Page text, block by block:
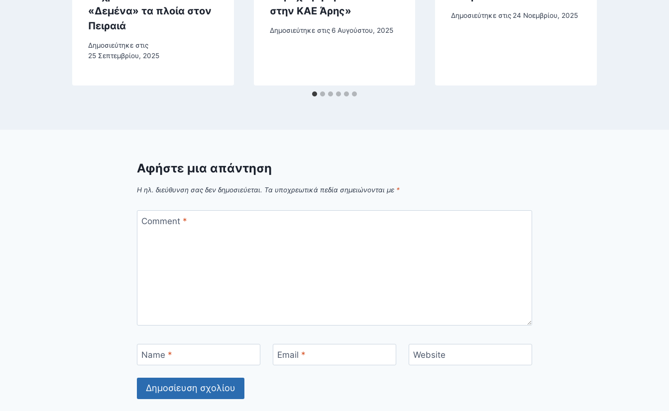
«Δεμένα» τα πλοία στον
Πειραιά
Δημοσιεύτηκε στις
25 Σεπτεμβρίου, 2025
στην ΚΑΕ Άρης»
Δημοσιεύτηκε στις 6 Αυγούστου, 2025
Δημοσιεύτηκε στις 24 Νοεμβρίου, 2025
Αφήστε μια απάντηση
Η ηλ. διεύθυνση σας δεν δημοσιεύεται. Τα υποχρεωτικά πεδία σημειώνονται με *
Comment *
Name * Email * Website